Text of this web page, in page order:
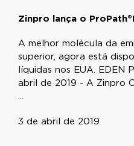
Zinpro lança o
A melhor molécula da
superior, agora está
líquidas nos EUA. EDEN
abril de 2019 - A Zinpro
...
3 de abril de 2019